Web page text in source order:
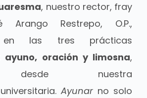
, nuestro rector, fray
Arango Restrepo, O.P.,
en las tres prácticas
ayuno, oración y limosna,
desde nuestra
Ayunar no solo